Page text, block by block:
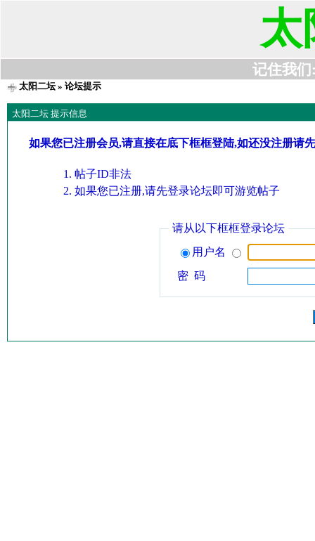
太
记住我们
太阳二坛» 论坛提示
太阳二坛 提示信息
如果您已注册会员,请直接在底下框框登陆,如还没注册请
帖子ID非法
如果您已注册,请先登录论坛即可游览帖子
请从以下框框登录论坛
用户名
密 码